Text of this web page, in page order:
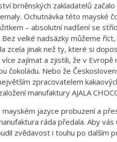
brněnských zakladatelů
Ochutnávka této mayské
– absolutní nadšení se
Bez velké nadsázky můžeme
zcela jinak než ty, které si
zajímat a zjistili, že v Evropě
čokoládu. Nebo že
zpracovatelem
manufaktury AJALA
mayském jazyce probuzení a
ráda předala. Aby vás
zvědavost i touhu po dalším